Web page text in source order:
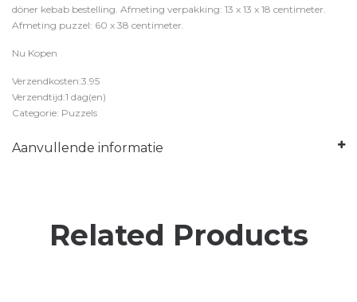
döner kebab bestelling. Afmeting verpakking: 13 x 13 x 18 centimeter.
Afmeting puzzel: 60 x 38 centimeter.
Nu Kopen
Verzendkosten:3.95
Verzendtijd:1 dag(en)
Categorie: Puzzels
Aanvullende informatie
Related Products